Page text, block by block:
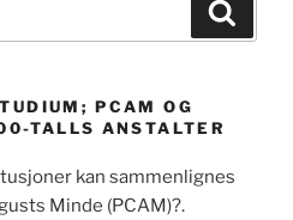
PCAM OG
TALLS ANSTALTER
kan sammenlignes
Minde (PCAM)?.